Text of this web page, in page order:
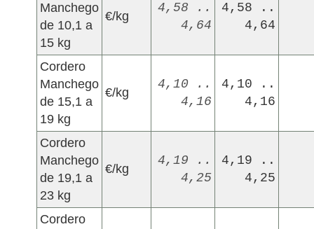
Manchego
de 10,1 a
15 kg
€/kg
4,58 ..
4,64
4,58 ..
4,64
Cordero
Manchego
de 15,1 a
19 kg
€/kg
4,10 ..
4,16
4,10 ..
4,16
Cordero
Manchego
de 19,1 a
23 kg
€/kg
4,19 ..
4,25
4,19 ..
4,25
Cordero